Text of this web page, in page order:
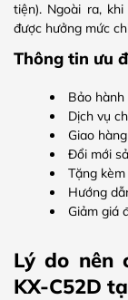
tiện). Ngoài ra,
được hưởng mức
Thông tin ưu
Bảo
Dịch vụ
Giao
Đổi mới
Tặng
Hướng
Giảm giá
Lý do nên
KX-C52D